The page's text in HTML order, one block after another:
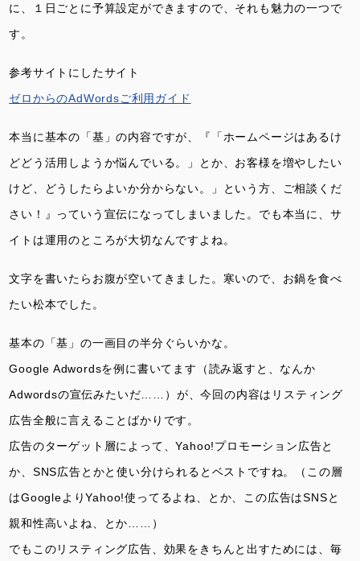
に、１日ごとに予算設定ができますので、それも魅力の一つで
す。
参考サイトにしたサイト
ゼロからのAdWordsご利用ガイド
本当に基本の「基」の内容ですが、『「ホームページはあるけ
どどう活用しようか悩んでいる。」とか、お客様を増やしたい
けど、どうしたらよいか分からない。」という方、ご相談くだ
さい！』っていう宣伝になってしまいました。でも本当に、サ
イトは運用のところが大切なんですよね。
文字を書いたらお腹が空いてきました。寒いので、お鍋を食べ
たい松本でした。
基本の「基」の一画目の半分ぐらいかな。
Google Adwordsを例に書いてます（読み返すと、なんか
Adwordsの宣伝みたいだ……）が、今回の内容はリスティング
広告全般に言えることばかりです。
広告のターゲット層によって、Yahoo!プロモーション広告と
か、SNS広告とかと使い分けられるとベストですね。（この層
はGoogleよりYahoo!使ってるよね、とか、この広告はSNSと
親和性高いよね、とか……）
でもこのリスティング広告、効果をきちんと出すためには、毎